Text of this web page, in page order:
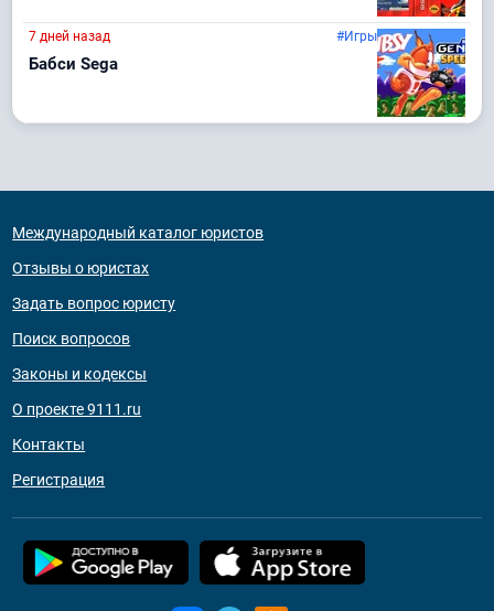
7 дней назад #Игры
Бабси Sega
Международный каталог юристов
Отзывы о юристах
Задать вопрос юристу
Поиск вопросов
Законы и кодексы
О проекте 9111.ru
Контакты
Регистрация